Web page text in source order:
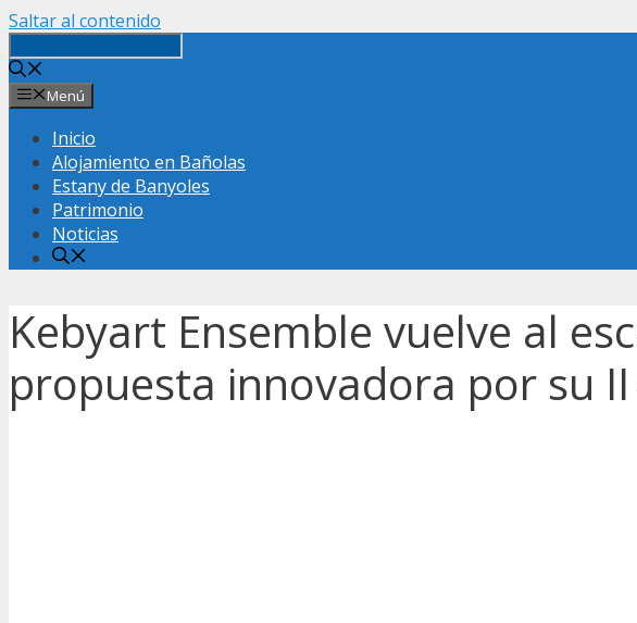
Saltar al contenido
Menú
Inicio
Alojamiento en Bañolas
Estany de Banyoles
Patrimonio
Noticias
Kebyart Ensemble vuelve al
propuesta innovadora por su